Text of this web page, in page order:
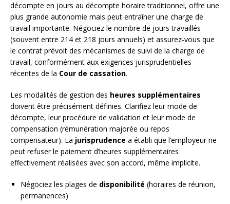
décompte en jours au décompte horaire traditionnel, offre une
plus grande autonomie mais peut entraîner une charge de
travail importante. Négociez le nombre de jours travaillés
(souvent entre 214 et 218 jours annuels) et assurez-vous que
le contrat prévoit des mécanismes de suivi de la charge de
travail, conformément aux exigences jurisprudentielles
récentes de la Cour de cassation.
Les modalités de gestion des heures supplémentaires
doivent être précisément définies. Clarifiez leur mode de
décompte, leur procédure de validation et leur mode de
compensation (rémunération majorée ou repos
compensateur). La jurisprudence a établi que l’employeur ne
peut refuser le paiement d’heures supplémentaires
effectivement réalisées avec son accord, même implicite.
Négociez les plages de disponibilité (horaires de réunion,
permanences)